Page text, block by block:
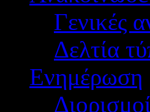
Γενικές
Δελτία
Ενημέρωση